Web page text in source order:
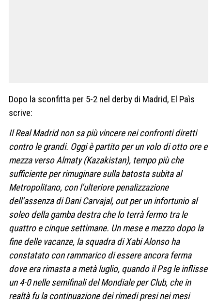
Dopo la sconfitta per 5-2 nel derby di Madrid, El Paìs
scrive:
Il Real Madrid non sa più vincere nei confronti diretti
contro le grandi. Oggi è partito per un volo di otto ore e
mezza verso Almaty (Kazakistan), tempo più che
sufficiente per rimuginare sulla batosta subita al
Metropolitano, con l’ulteriore penalizzazione
dell’assenza di Dani Carvajal, out per un infortunio al
soleo della gamba destra che lo terrà fermo tra le
quattro e cinque settimane. Un mese e mezzo dopo la
fine delle vacanze, la squadra di Xabi Alonso ha
constatato con rammarico di essere ancora ferma
dove era rimasta a metà luglio, quando il Psg le inflisse
un 4-0 nelle semifinali del Mondiale per Club, che in
realtà fu la continuazione dei rimedi presi nei mesi